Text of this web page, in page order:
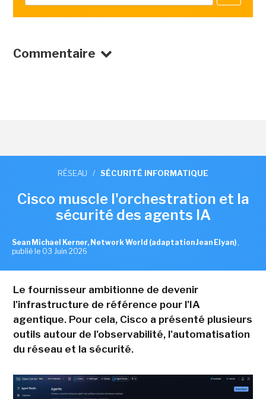
Commentaire
RÉSEAU / SÉCURITÉ INFORMATIQUE
Cisco muscle l'orchestration et la
sécurité des agents IA
Sean Michael Kerner, Network World (adaptation Jean Elyan) ,
publié le 03 Juin 2026
Le fournisseur ambitionne de devenir
l'infrastructure de référence pour l'IA
agentique. Pour cela, Cisco a présenté plusieurs
outils autour de l'observabilité, l'automatisation
du réseau et la sécurité.